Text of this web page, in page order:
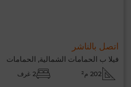
اتصل بالناشر
فيلا ب الحمامات الشمالية, الحمامات
202 م² 2 غرف